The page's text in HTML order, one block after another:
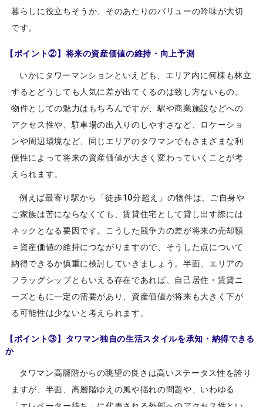
暮らしに役立ちそうか、そのあたりのバリューの吟味が大切
です。
【ポイント②】将来の資産価値の維持・向上予測
いかにタワーマンションといえども、エリア内に何棟も林立
するとどうしても人気に差が出てくるのは致し方ないもの。
物件としての魅力はもちろんですが、駅や商業施設などへの
アクセス性や、駐車場の出入りのしやすさなど、ロケーショ
ンや周辺環境など、同じエリアのタワマンでもさまざまな利
便性によって将来の資産価値が大きく変わっていくことが考
えられます。
例えば最寄り駅から「徒歩10分超え」の物件は、ご自身や
ご家族は苦にならなくても、賃貸住宅として貸し出す際には
ネックとなる要因です。こうした競争力の差が将来の売却額
＝資産価値の維持につながりますので、そうした点について
納得できるか慎重に検討していきましょう。半面、エリアの
フラッグシップともいえる存在であれば、自己居住・賃貸ニ
ーズともに一定の需要があり、資産価値が将来も大きく下が
る可能性は少ないと考えられます。
【ポイント③】タワマン独自の生活スタイルを承知・納得できる
か
タワマン高層階からの眺望の良さは高いステータス性を誇り
ますが、半面、高層階ゆえの風や揺れの問題や、いわゆる